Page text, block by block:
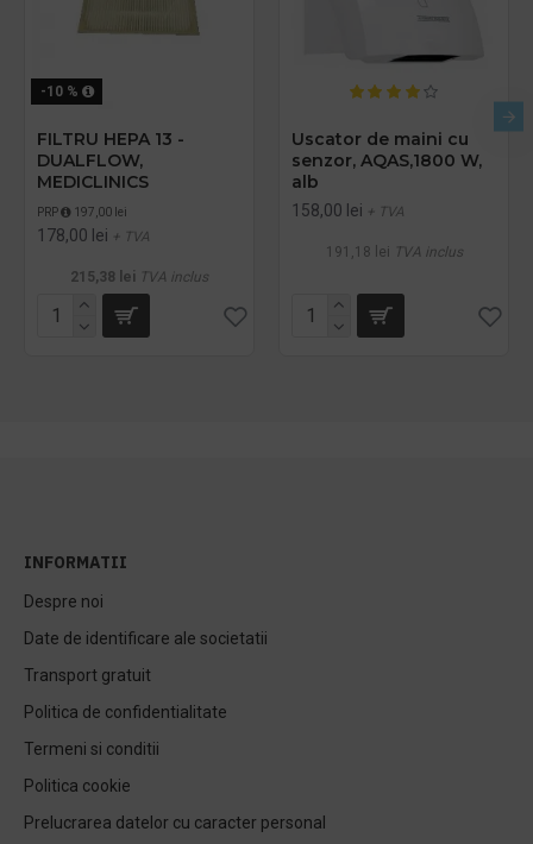
-10 %
FILTRU HEPA 13 -
DUALFLOW,
MEDICLINICS
PRP 197,00 lei
178,00 lei + TVA
215,38 lei TVA inclus
Uscator de maini cu
senzor, AQAS,1800 W,
alb
158,00 lei + TVA
191,18 lei TVA inclus
INFORMATII
Despre noi
Date de identificare ale societatii
Transport gratuit
Politica de confidentialitate
Termeni si conditii
Politica cookie
Prelucrarea datelor cu caracter personal